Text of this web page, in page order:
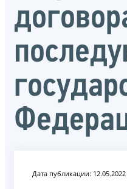
Дата публикации: 12.05.2022